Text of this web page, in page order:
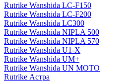
Rutrike Wanshida LC-F150
Rutrike Wanshida LC-F200
Rutrike Wanshida LC300
Rutrike Wanshida NIPLA 500
Rutrike Wanshida NIPLA 570
Rutrike Wanshida U1-X
Rutrike Wanshida UM+
Rutrike Wanshida UN MOTO
Rutrike Астра